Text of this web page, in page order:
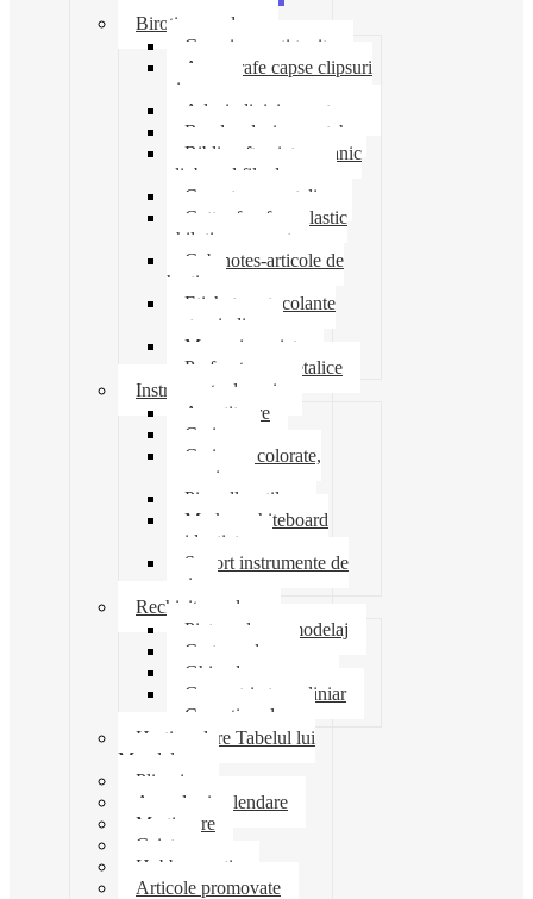
Birotica-produse
Cosuri suporti tavite
Ace agrafe capse clipsuri
pioneze
Adeziv lipici corectoare
Banda adeziva-scotch
Biblioraft caiet mecanic
clipboard file dosare
Capsatoare metalice
Cutter foarfeca elastic
ghilotina magnet
Cub notes-articole de
hartie
Etichete autocolante
carton indigo
Mape si serviete
Perforatoare metalice
Instrumente de scris
Ascutitoare
Carioca
Creioane colorate,
mecanice
Pix roller stilou
Marker whiteboard
evidentiator
Suport instrumente de
scris
Rechizite scolare
Pictura desen modelaj
Creta scolara
Ghiozdane penare
Geometrie trusa liniar
Coperti scolare
Harti scolare Tabelul lui
Mendeleev
Plicuri
Agende si calendare
Martisoare
Caiete
Hobby creatie
Articole promovate